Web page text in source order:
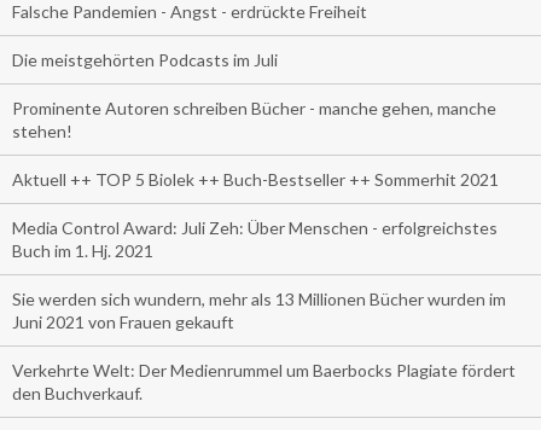
Falsche Pandemien - Angst - erdrückte Freiheit
Die meistgehörten Podcasts im Juli
Prominente Autoren schreiben Bücher - manche gehen, manche
stehen!
Aktuell ++ TOP 5 Biolek ++ Buch-Bestseller ++ Sommerhit 2021
Media Control Award: Juli Zeh: Über Menschen - erfolgreichstes
Buch im 1. Hj. 2021
Sie werden sich wundern, mehr als 13 Millionen Bücher wurden im
Juni 2021 von Frauen gekauft
Verkehrte Welt: Der Medienrummel um Baerbocks Plagiate fördert
den Buchverkauf.